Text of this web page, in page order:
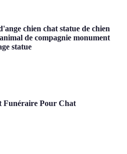
chien chat statue de chien
de compagnie monument
statue
Funéraire Pour Chat